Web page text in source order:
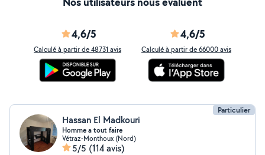
4,6/5
Calculé à partir de 48731 avis
4,6/5
Calculé à partir de 66000 avis
Particulier
Hassan El Madkouri
Homme a tout faire
Vétraz-Monthoux (Nord)
5/5 (114 avis)